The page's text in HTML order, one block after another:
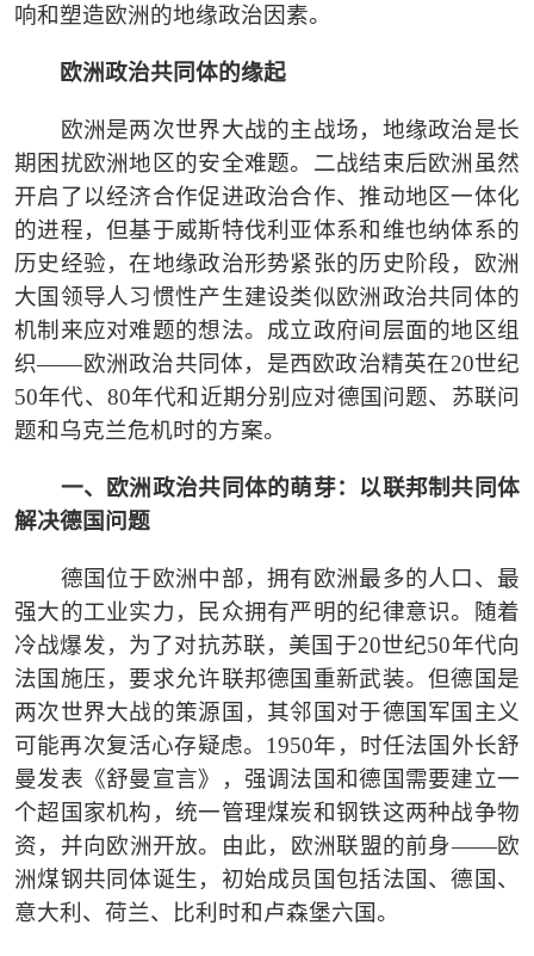
响和塑造欧洲的地缘政治因素。
欧洲政治共同体的缘起
欧洲是两次世界大战的主战场，地缘政治是长
期困扰欧洲地区的安全难题。二战结束后欧洲虽然
开启了以经济合作促进政治合作、推动地区一体化
的进程，但基于威斯特伐利亚体系和维也纳体系的
历史经验，在地缘政治形势紧张的历史阶段，欧洲
大国领导人习惯性产生建设类似欧洲政治共同体的
机制来应对难题的想法。成立政府间层面的地区组
织——欧洲政治共同体，是西欧政治精英在20世纪
50年代、80年代和近期分别应对德国问题、苏联问
题和乌克兰危机时的方案。
一、欧洲政治共同体的萌芽：以联邦制共同体
解决德国问题
德国位于欧洲中部，拥有欧洲最多的人口、最
强大的工业实力，民众拥有严明的纪律意识。随着
冷战爆发，为了对抗苏联，美国于20世纪50年代向
法国施压，要求允许联邦德国重新武装。但德国是
两次世界大战的策源国，其邻国对于德国军国主义
可能再次复活心存疑虑。1950年，时任法国外长舒
曼发表《舒曼宣言》，强调法国和德国需要建立一
个超国家机构，统一管理煤炭和钢铁这两种战争物
资，并向欧洲开放。由此，欧洲联盟的前身——欧
洲煤钢共同体诞生，初始成员国包括法国、德国、
意大利、荷兰、比利时和卢森堡六国。